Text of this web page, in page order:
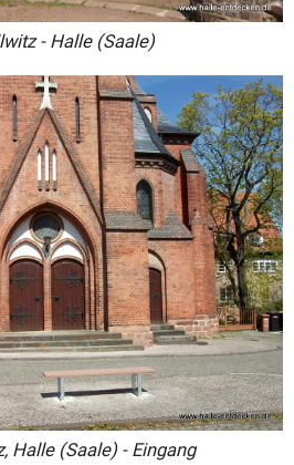
- Halle (Saale)
Halle (Saale) - Eingang